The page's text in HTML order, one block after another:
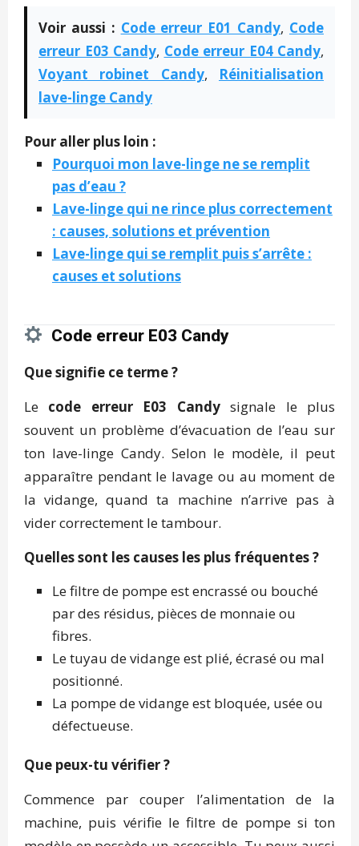
Voir aussi : Code erreur E01 Candy, Code
erreur E03 Candy, Code erreur E04 Candy,
Voyant robinet Candy, Réinitialisation
lave-linge Candy
Pour aller plus loin :
Pourquoi mon lave-linge ne se remplit
pas d’eau ?
Lave-linge qui ne rince plus correctement
: causes, solutions et prévention
Lave-linge qui se remplit puis s’arrête :
causes et solutions
Code erreur E03 Candy
Que signifie ce terme ?
Le code erreur E03 Candysignale le plus
souvent un problème d’évacuation de l’eau sur
ton lave-linge Candy. Selon le modèle, il peut
apparaître pendant le lavage ou au moment de
la vidange, quand ta machine n’arrive pas à
vider correctement le tambour.
Quelles sont les causes les plus fréquentes ?
Le filtre de pompe est encrassé ou bouché
par des résidus, pièces de monnaie ou
fibres.
Le tuyau de vidange est plié, écrasé ou mal
positionné.
La pompe de vidange est bloquée, usée ou
défectueuse.
Que peux-tu vérifier ?
Commence par couper l’alimentation de la
machine, puis vérifie le filtre de pompe si ton